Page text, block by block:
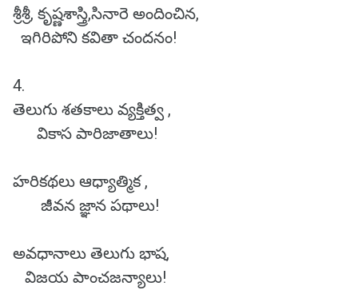
శ్రీశ్రీ, కృష్ణశాస్త్రి,సినారె అందించిన,
ఇగిరిపోని కవితా చందనం!
4.
తెలుగు శతకాలు వ్యక్తిత్వ ,
వికాస పారిజాతాలు!
హరికథలు ఆధ్యాత్మిక ,
జీవన జ్ఞాన పథాలు!
అవధానాలు తెలుగు భాష,
విజయ పాంచజన్యాలు!